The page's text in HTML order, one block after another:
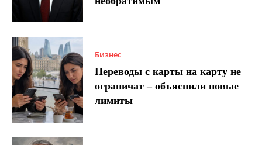
Бизнес
Переводы с карты на карту не
ограничат – объяснили новые
лимиты